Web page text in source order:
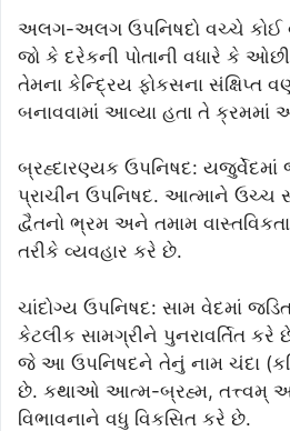
અલગ-અલગ ઉપનિષદો વચ્ચે કોઈ
જો કે દરેકની પોતાની વધારે કે
તેમના કેન્દ્રિય ફોકસના સંક્ષિપ્ત
બનાવવામાં આવ્યા હતા તે
બ્રહ્દારણ્યક ઉપનિષદ: યજુર્વેદમાં
પ્રાચીન ઉપનિષદ. આત્માને ઉચ્ચ
દ્વૈતનો ભ્રમ અને તમામ
તરીકે વ્યવહાર કરે છે.
ચાંદોગ્ય ઉપનિષદ: સામ વેદમાં
કેટલીક સામગ્રીને પુનરાવર્તિત
જે આ ઉપનિષદને તેનું નામ ચંદા
છે. કથાઓ આત્મ-બ્રહ્મ, તત્ત્વમ્
વિભાવનાને વધુ વિકસિત કરે છે.